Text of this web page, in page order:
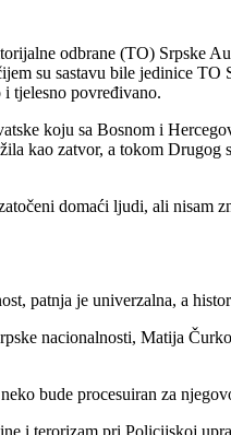
odbrane (TO) Srpske
su sastavu bile jedinice
tjelesno povređivano.
koju sa Bosnom i
kao zatvor, a tokom Drugog
domaći ljudi, ali nisam
patnja je univerzalna, a
nacionalnosti, Matija
bude procesuiran za
i terorizam pri Policijskoj